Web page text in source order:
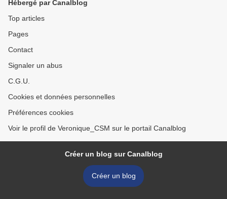
Hébergé par Canalblog
Top articles
Pages
Contact
Signaler un abus
C.G.U.
Cookies et données personnelles
Préférences cookies
Voir le profil de Veronique_CSM sur le portail Canalblog
Créer un blog sur Canalblog
Créer un blog